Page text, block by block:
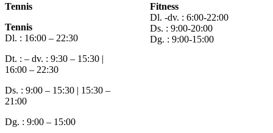
Tennis
Tennis
Dl. : 16:00 – 22:30
Dt. : – dv. : 9:30 – 15:30 |
16:00 – 22:30
Ds. : 9:00 – 15:30 | 15:30 –
21:00
Dg. : 9:00 – 15:00
Fitness
Dl. -dv. : 6:00-22:00
Ds. : 9:00-20:00
Dg. : 9:00-15:00